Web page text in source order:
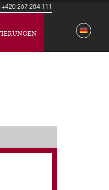
+420 267 284 111